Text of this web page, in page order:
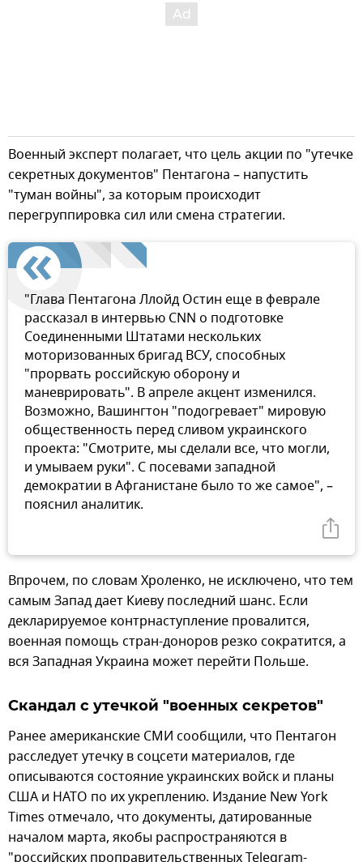
Военный эксперт полагает, что цель акции по "утечке
секретных документов" Пентагона – напустить
"туман войны", за которым происходит
перегруппировка сил или смена стратегии.
"Глава Пентагона Ллойд Остин еще в феврале
рассказал в интервью CNN о подготовке
Соединенными Штатами нескольких
моторизованных бригад ВСУ, способных
"прорвать российскую оборону и
маневрировать". В апреле акцент изменился.
Возможно, Вашингтон "подогревает" мировую
общественность перед сливом украинского
проекта: "Смотрите, мы сделали все, что могли,
и умываем руки". С посевами западной
демократии в Афганистане было то же самое", –
пояснил аналитик.
Впрочем, по словам Хроленко, не исключено, что тем
самым Запад дает Киеву последний шанс. Если
декларируемое контрнаступление провалится,
военная помощь стран-доноров резко сократится, а
вся Западная Украина может перейти Польше.
Скандал с утечкой "военных секретов"
Ранее американские СМИ сообщили, что Пентагон
расследует утечку в соцсети материалов, где
описываются состояние украинских войск и планы
США и НАТО по их укреплению. Издание New York
Times отмечало, что документы, датированные
началом марта, якобы распространяются в
"российских проправительственных Telegram-